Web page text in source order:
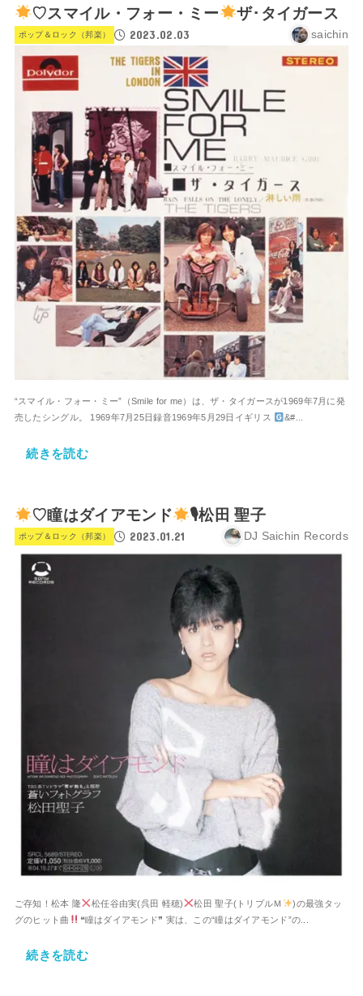
♡スマイル・フォー・ミー ザ･タイガース
ポップ＆ロック（邦楽） 2023.02.03 saichin
“スマイル・フォー・ミー”（Smile for me）は、ザ・タイガースが1969年7月に発
売したシングル。 1969年7月25日録音1969年5月29日イギリス
&#...
続きを読む
♡瞳はダイアモンド 🎙松田 聖子
ポップ＆ロック（邦楽） 2023.01.21 DJ Saichin Records
ご存知！松本 隆 松任谷由実(呉田 軽穂) 松田 聖子(トリプルＭ
)の最強タッ
グのヒット曲
❝瞳はダイアモンド❞ 実は、この“瞳はダイアモンド”の...
続きを読む